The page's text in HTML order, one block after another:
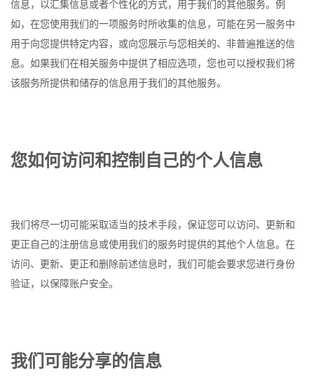
信息，以汇集信息或者个性化的方式，用于我们的其他服务。例
如，在您使用我们的一项服务时所收集的信息，可能在另一服务中
用于向您提供特定内容，或向您展示与您相关的、非普遍推送的信
息。如果我们在相关服务中提供了相应选项，您也可以授权我们将
该服务所提供和储存的信息用于我们的其他服务。
您如何访问和控制自己的个人信息
我们将尽一切可能采取适当的技术手段，保证您可以访问、更新和
更正自己的注册信息或使用我们的服务时提供的其他个人信息。在
访问、更新、更正和删除前述信息时，我们可能会要求您进行身份
验证，以保障账户安全。
我们可能分享的信息